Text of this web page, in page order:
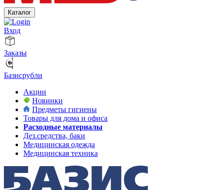
Каталог
Вход
Заказы
Базисрубли
Акции
Новинки
Предметы гигиены
Товары для дома и офиса
Расходные материалы
Дез.средства, баки
Медицинская одежда
Медицинская техника